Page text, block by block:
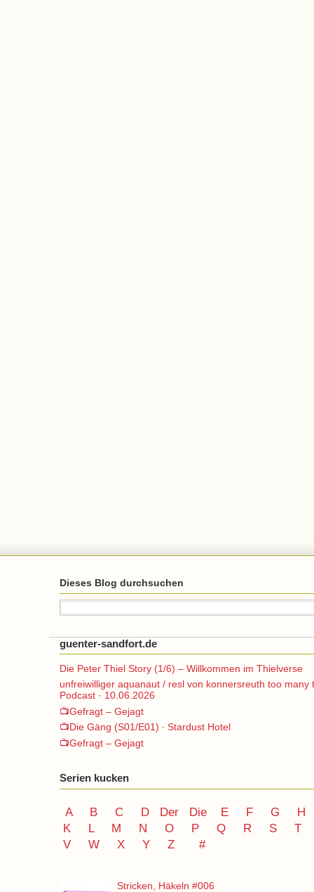
Dieses Blog durchsuchen
guenter-sandfort.de
Die Peter Thiel Story (1/6) – Willkommen im Thielverse
unfreiwilliger aquanaut / resl von konnersreuth too many
Podcast · 10.06.2026
📺Gefragt – Gejagt
📺Die Gäng (S01/E01) ∙ Stardust Hotel
📺Gefragt – Gejagt
Serien kucken
A B C D Der Die E F G
H
K
L M N O P Q R S
T
V
W X Y Z #
Stricken, Häkeln #006